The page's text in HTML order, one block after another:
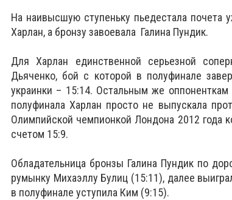
На наивысшую ступеньку пьедестала почета
Харлан, а бронзу завоевала Галина Пундик.
Для Харлан единственной серьезной
Дьяченко, бой с которой в полуфинале
украинки – 15:14. Остальным же
полуфинала Харлан просто не выпускала
Олимпийской чемпионкой Лондона 2012 года
счетом 15:9.
Обладательница бронзы Галина Пундик по
румынку Михаэллу Булиц (15:11), далее
в полуфинале уступила Ким (9:15).